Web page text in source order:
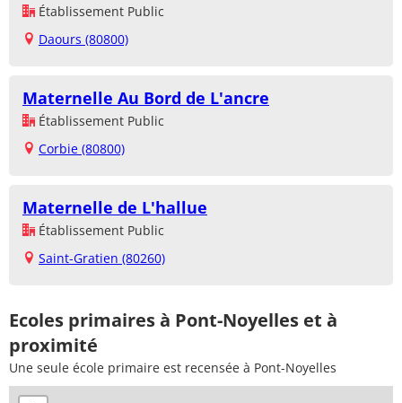
Établissement Public
Daours (80800)
Maternelle Au Bord de L'ancre
Établissement Public
Corbie (80800)
Maternelle de L'hallue
Établissement Public
Saint-Gratien (80260)
Ecoles primaires à Pont-Noyelles et à
proximité
Une seule école primaire est recensée à Pont-Noyelles